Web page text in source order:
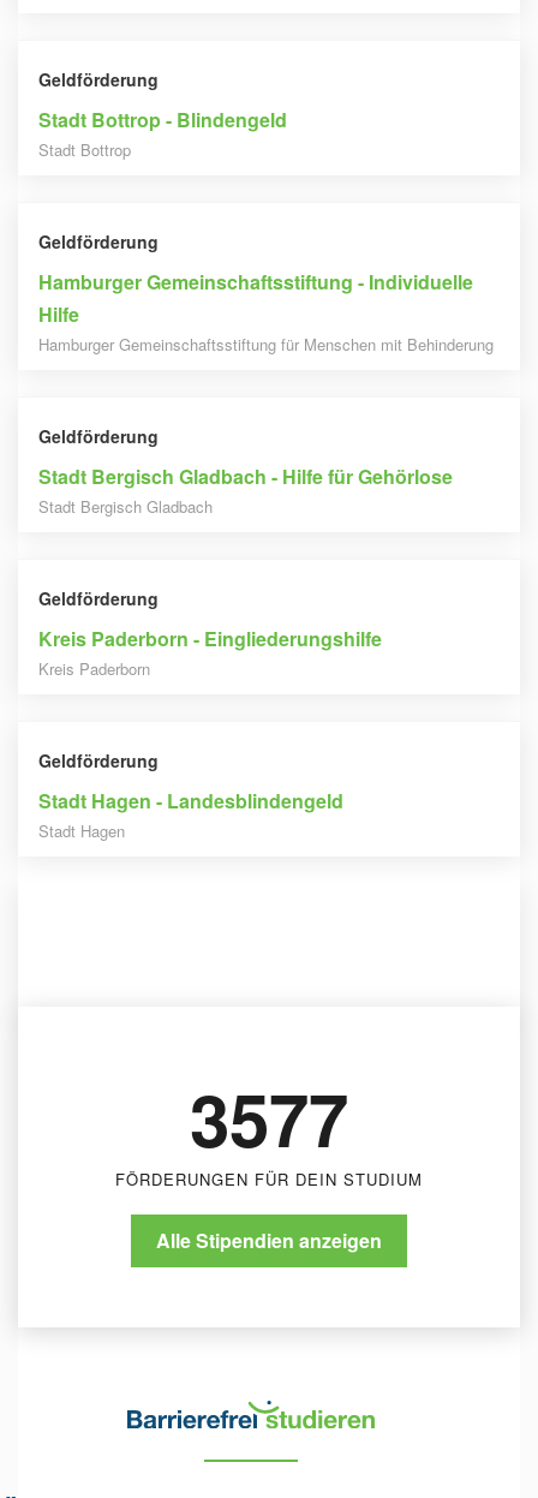
Geldförderung
Stadt Bottrop - Blindengeld
Stadt Bottrop
Geldförderung
Hamburger Gemeinschaftsstiftung - Individuelle
Hilfe
Hamburger Gemeinschaftsstiftung für Menschen mit Behinderung
Geldförderung
Stadt Bergisch Gladbach - Hilfe für Gehörlose
Stadt Bergisch Gladbach
Geldförderung
Kreis Paderborn - Eingliederungshilfe
Kreis Paderborn
Geldförderung
Stadt Hagen - Landesblindengeld
Stadt Hagen
3577
FÖRDERUNGEN FÜR DEIN STUDIUM
Alle Stipendien anzeigen